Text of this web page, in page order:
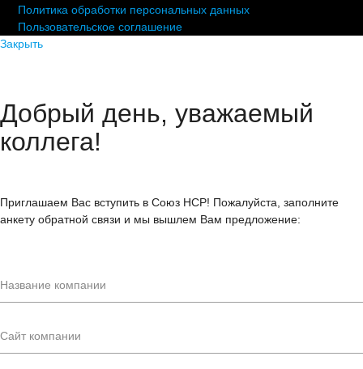
Политика обработки персональных данных
Пользовательское соглашение
Закрыть
Добрый день, уважаемый
коллега!
Приглашаем Вас вступить в Союз НСР! Пожалуйста, заполните
анкету обратной связи и мы вышлем Вам предложение: